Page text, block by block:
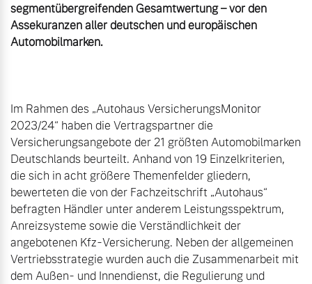
segmentübergreifenden Gesamtwertung – vor den
Assekuranzen aller deutschen und europäischen
Automobilmarken.
Im Rahmen des „Autohaus VersicherungsMonitor
2023/24“ haben die Vertragspartner die
Versicherungsangebote der 21 größten Automobilmarken
Deutschlands beurteilt. Anhand von 19 Einzelkriterien,
die sich in acht größere Themenfelder gliedern,
bewerteten die von der Fachzeitschrift „Autohaus“
befragten Händler unter anderem Leistungsspektrum,
Anreizsysteme sowie die Verständlichkeit der
angebotenen Kfz-Versicherung. Neben der allgemeinen
Vertriebsstrategie wurden auch die Zusammenarbeit mit
dem Außen- und Innendienst, die Regulierung und